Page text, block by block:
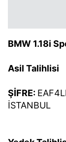
BMW 1.18i
Asil Talihlisi
ŞİFRE:
İSTANBUL